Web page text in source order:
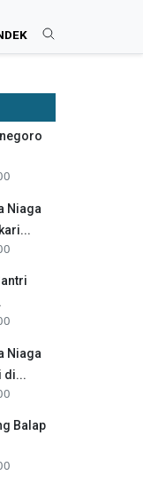
Niaga
Niaga
di...
Balap